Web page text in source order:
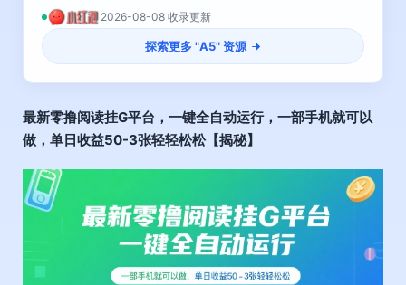
2026-08-08 收录更新
探索更多 "A5" 资源
最新零撸阅读挂G平台，一键全自动运行，一部手机就可以
做，单日收益50-3张轻轻松松【揭秘】